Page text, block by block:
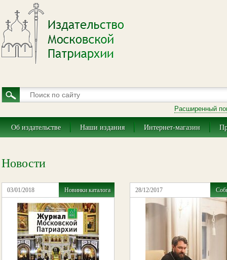
Расширенный
Об издательстве Наши издания Интернет-магазин
Новости
03/01/2018 Новинки каталога 28/12/2017